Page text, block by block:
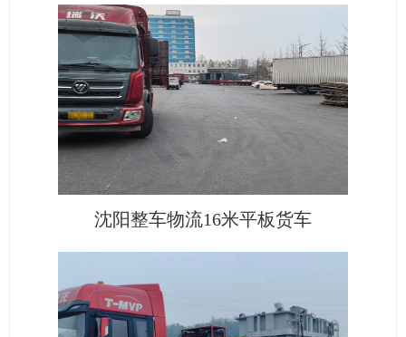
沈阳整车物流16米平板货车